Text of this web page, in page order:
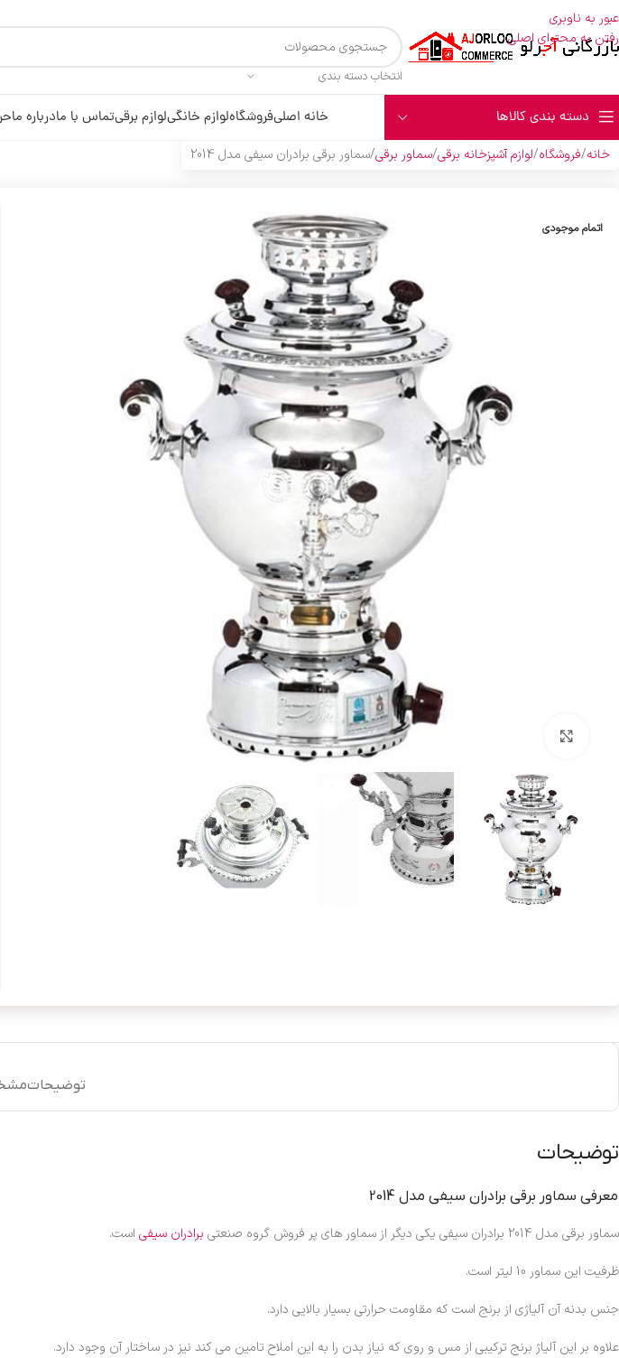
عبور به ناوبری
رفتن به محتوای اصلی
انتخاب دسته بندی
دسته بندی کالاها خانه اصلیفروشگاهلوازم خانگیلوازم برقیتماس با مادرباره ما
خانه فروشگاه لوازم آشپزخانه برقی سماور برقی سماور برقی برادران سیفی مدل 2014
اتمام موجودی
توضیحات
توضیحات
معرفی سماور برقی برادران سیفی مدل 2014
سماور برقی مدل 2014 برادران سیفی یکی دیگر از سماور های پر فروش گروه صنعتی برادران سیفی است.
ظرفیت این سماور 10 لیتر است.
جنس بدنه آن آلیاژی از برنج است که مقاومت حرارتی بسیار بالایی دارد.
علاوه بر این آلیاژ برنج ترکیبی از مس و روی که نیاز بدن را به این املاح تامین می کند نیز در ساختار آن وجود دارد.